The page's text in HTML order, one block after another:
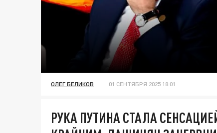
ОЛЕГ БЕЛИКОВ 01 СЕНТЯБРЯ 2025 18:01
РУКА ПУТИНА СТАЛА